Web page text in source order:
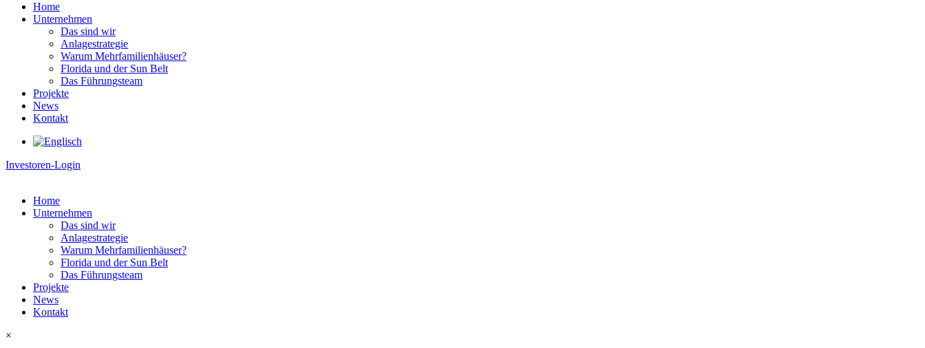
Home
Unternehmen
Das sind wir
Anlagestrategie
Warum Mehrfamilienhäuser?
Florida und der Sun Belt
Das Führungsteam
Projekte
News
Kontakt
Investoren-Login
Home
Unternehmen
Das sind wir
Anlagestrategie
Warum Mehrfamilienhäuser?
Florida und der Sun Belt
Das Führungsteam
Projekte
News
Kontakt
×